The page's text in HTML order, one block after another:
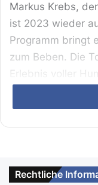
Markus Krebs,
ist 2023 wieder
Programm bringt
zum Beben. Die
Erlebnis voller
Jahr wird Markus
auftreten und
Stil begeistern.
Rechtliche